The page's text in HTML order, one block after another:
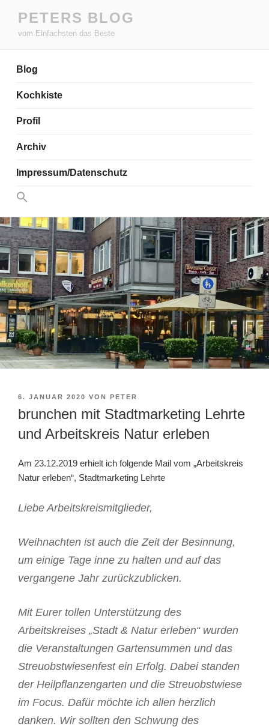
Inhalt
springen
PETERS BLOG
vom Einfachsten das Beste
Blog
Kochkiste
Profil
Archiv
Impressum/Datenschutz
Search
for:
VERÖFFENTLICHT
AM
6. JANUAR 2020 VON PETER
brunchen mit Stadtmarketing Lehrte
und Arbeitskreis Natur erleben
Am 23.12.2019 erhielt ich folgende Mail vom „Arbeitskreis
Natur erleben“, Stadtmarketing Lehrte
Liebe Arbeitskreismitglieder,
Weihnachten ist auch die Zeit der Besinnung,
um einige Tage inne zu halten und auf das
vergangene Jahr zurückzublicken.
Mit Eurer tollen Unterstützung des
Arbeitskreises „Stadt & Natur erleben“ wurden
die Veranstaltungen Gartensummen und das
Streuobstwiesenfest ein Erfolg. Dabei standen
der Heilpflanzengarten und die Streuobstwiese
im Focus. Dafür möchte ich allen herzlich
danken. Wir sollten den Schwung des